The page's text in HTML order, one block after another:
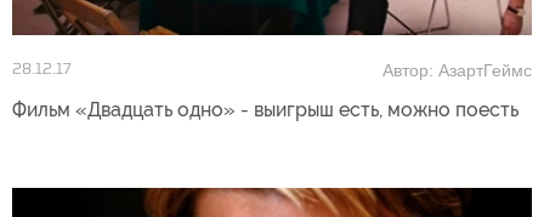
28.12.17 Автор: АзартГеймс
Фильм «Двадцать одно» - выигрыш есть, можно поесть